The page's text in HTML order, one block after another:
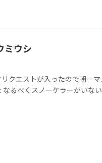
ミウシ
クエストが入ったので朝一
なるべくスノーケラーがいな